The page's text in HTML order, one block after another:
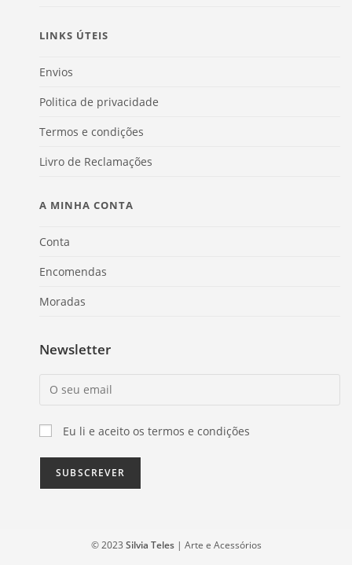
LINKS ÚTEIS
Envios
Politica de privacidade
Termos e condições
Livro de Reclamações
A MINHA CONTA
Conta
Encomendas
Moradas
Newsletter
Eu li e aceito os termos e condições
© 2023 Silvia Teles| Arte e Acessórios